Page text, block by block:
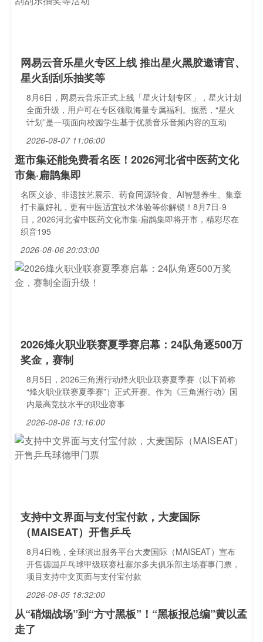
网易云音乐星火专区上线 推出星火黑胶邀请官、
星火刮刮乐抽奖等
8月6日，网易云音乐正式上线「星火计划专区」，星火计划
全面升级，用户可在专区领取海量专属福利。据悉，“星火
计划”是一项面向校园学生基于优质音乐音频内容的互动
2026-08-07 11:06:00
逛市集还能免费看名医！2026河北省中医药文化
市集·扁鹊集即
名医义诊、非遗技艺展示、药食同源轻食、AI智慧养生、集章
打卡赢好礼，更有中医适宜技术体验等你解锁！8月7日-9
日，2026河北省中医药文化市集·扁鹊集即将开市，精彩尽在
织音195
2026-08-06 20:03:00
2026烽火职业联赛夏季赛启幕：24队角逐500万
奖金，赛制
8月5日，2026三角洲行动烽火职业联赛夏季赛（以下简称
“烽火职业联赛夏季赛”）正式开赛。作为《三角洲行动》国
内最高竞技水平的职业赛事
2026-08-06 13:16:00
支持中文界面与支付宝付款，大麦国际
（MAISEAT）开售乒乓
8月4日晚，全球演出服务平台大麦国际（MAISEAT）宣布
开售德国乒乓球甲级联赛杜塞尔多夫俱乐部主场赛事门票，
项目支持中文页面与支付宝付款
2026-08-05 18:32:00
从“硝烟战场”到“方寸黑板”！“黑板报总编”黄以孟
走了